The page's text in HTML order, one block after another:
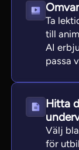
Ta
till
AI
passa
Hitta
Välj
för